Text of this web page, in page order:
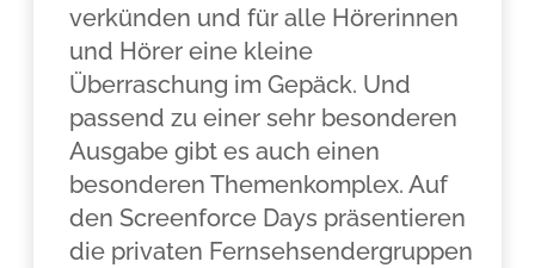
verkünden und für alle Hörerinnen
und Hörer eine kleine
Überraschung im Gepäck. Und
passend zu einer sehr besonderen
Ausgabe gibt es auch einen
besonderen Themenkomplex. Auf
den Screenforce Days präsentieren
die privaten Fernsehsendergruppen